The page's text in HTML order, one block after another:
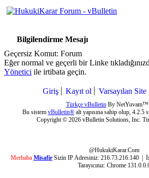
Bilgilendirme Mesajı
Geçersiz Komut: Forum
Eğer normal ve geçerli bir Linke
Yönetici ile irtibata geçin.
Giriş Kayıt ol Varsayılan Site
Türkçe vBulletinBy NetYuvam™
Bu sistem vBulletin® alt yapısına sahip olup, 4.2.5
Copyright © 2026 vBulletin Solutions, Inc.
@HukukiKarar.Com
Merhaba Misafir Sizin IP Adresiniz: 216.73.216.140 |
Tarayıcınız: Chrome